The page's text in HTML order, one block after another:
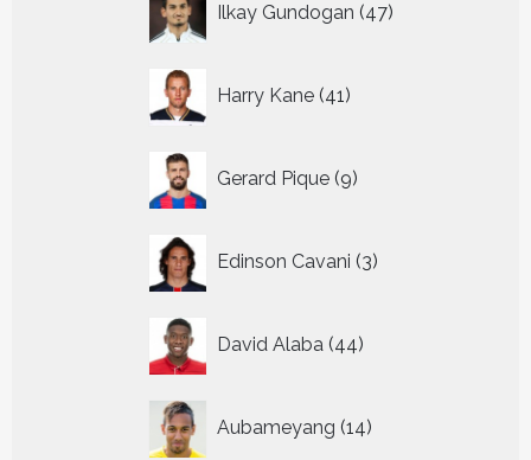
Ilkay Gundogan 47
producten
Harry Kane 41
producten
Gerard Pique 9
producten
Edinson Cavani 3
producten
David Alaba 44
producten
Aubameyang 14
producten